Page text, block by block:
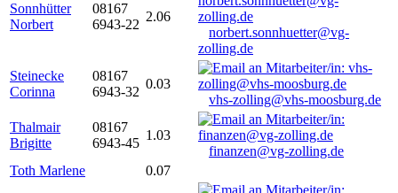
Sonnhütter
Norbert
08167
6943-22
2.06
norbert.sonnhuetter@vg-
zolling.de
Steinecke
Corinna
08167
6943-32
0.03
vhs-zolling@vhs-moosburg.de
Thalmair
Brigitte
08167
6943-45
1.03
finanzen@vg-zolling.de
Toth Marlene
0.07